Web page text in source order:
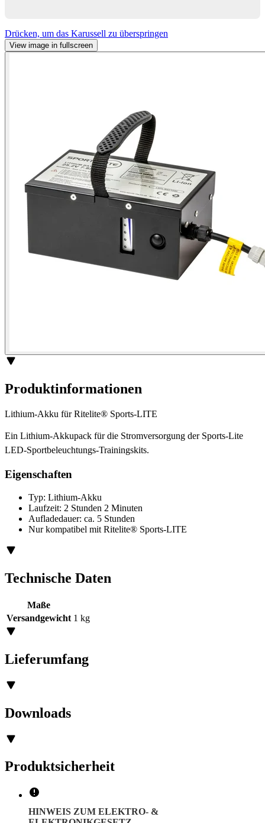
Drücken, um das Karussell zu überspringen
View image in fullscreen
Produktinformationen
Lithium-Akku für Ritelite® Sports-LITE
Ein Lithium-Akkupack für die Stromversorgung der Sports-Lite
LED-Sportbeleuchtungs-Trainingskits.
Eigenschaften
Typ: Lithium-Akku
Laufzeit: 2 Stunden 2 Minuten
Aufladedauer: ca. 5 Stunden
Nur kompatibel mit Ritelite® Sports-LITE
Technische Daten
Maße
Versandgewicht 1 kg
Lieferumfang
Downloads
Produktsicherheit
HINWEIS ZUM ELEKTRO- &